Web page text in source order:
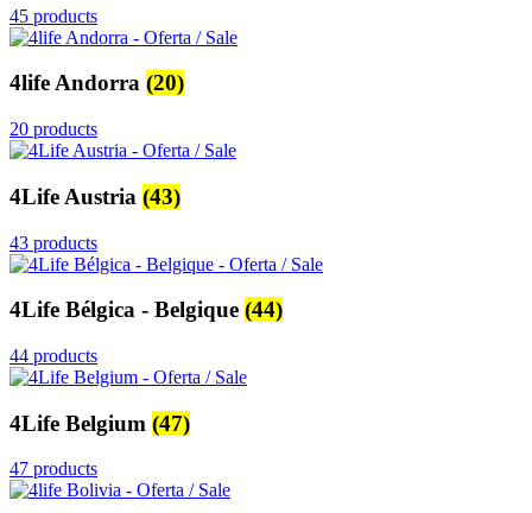
45 products
4life Andorra (20)
20 products
4Life Austria (43)
43 products
4Life Bélgica - Belgique (44)
44 products
4Life Belgium (47)
47 products